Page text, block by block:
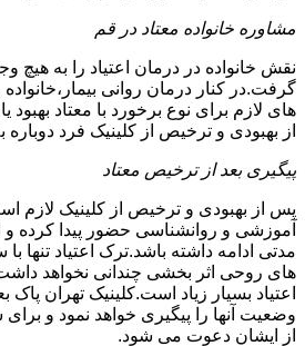
مشاوره خانواده معتاد در قم
نقش خانواده در درمان اعتیاد را به هیچ
گرفت.در کنار درمان روانی بیمار،خانواده
های لازم برای نوع برخورد با معتاد بهبود
از بهبودی و ترخیص از کلینیک فرد
پیگیری بعد از ترخیص معتاد
پس از بهبودی و ترخیص از کلینیک لازم
آموزشی و روانشناسی حضور پیدا کرده و
مدتی ادامه داشته باشد.ترک اعتیاد تنها
های روحی اثر بخشی چندانی نخواهد
اعتیاد بسیار زیاد است.کلینیک تهران پاک
وضعیت آنها را پیگیری خواهد نمود و
از ایشان دعوت می شود.